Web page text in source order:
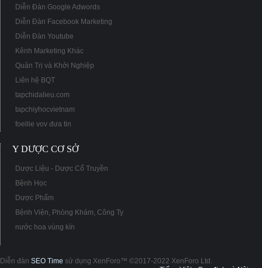
Diễn Đàn Google Adwords
Diễn Đàn Facebook Marketing
Diễn Đàn Youtube
Kênh Marketing Khác
Quản Trị và Khởi Nghiệp
Liên hệ BQT
tapchidalieu.com
tapchiyhocvietnam
foellie vov đưa tin
Y DƯỢC CƠ SỞ
Dược Liệu - Dược Cổ Truyền
Bệnh Học
Dược Phẩm
Bệnh Viện, Phòng Khám, Công Ty
nước hoa vùng kín
Diễn đàn SEO Time sử dụng XenForo™ ©2017-2022 XenForo Ltd.